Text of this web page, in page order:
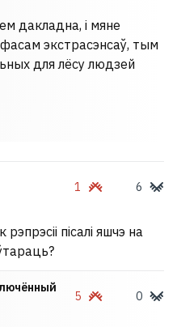
дакладна, і мяне
экстрасэнсаў, тым
для лёсу людзей
1 6
пісалі яшчэ на
5 0